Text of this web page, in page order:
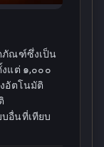
ภัณฑ์ซึ่งเป็น
แต่ ๑,๐๐๐
อัตโนมัติ
อื่นที่เทียบ